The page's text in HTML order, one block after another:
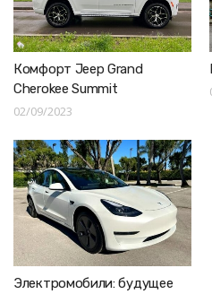
Комфорт Jeep Grand
Cherokee Summit
02/09/2023
Электромобили: будущее